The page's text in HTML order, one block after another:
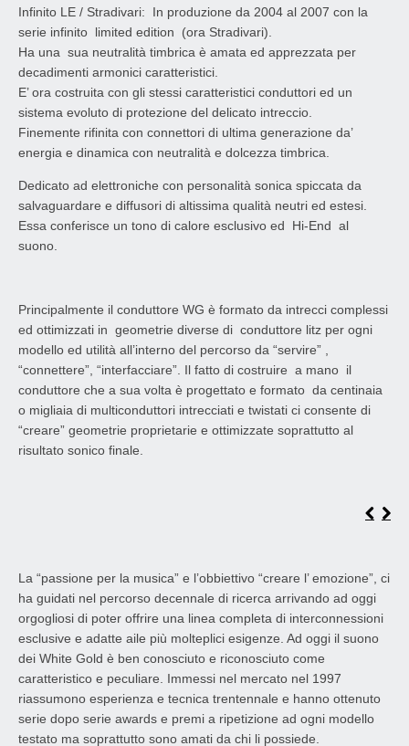
Infinito LE / Stradivari: In produzione da 2004 al 2007 con la
serie infinito limited edition (ora Stradivari).
Ha una sua neutralità timbrica è amata ed apprezzata per
decadimenti armonici caratteristici.
E’ ora costruita con gli stessi caratteristici conduttori ed un
sistema evoluto di protezione del delicato intreccio.
Finemente rifinita con connettori di ultima generazione da’
energia e dinamica con neutralità e dolcezza timbrica.
Dedicato ad elettroniche con personalità sonica spiccata da
salvaguardare e diffusori di altissima qualità neutri ed estesi.
Essa conferisce un tono di calore esclusivo ed Hi-End al
suono.
Principalmente il conduttore WG è formato da intrecci complessi
ed ottimizzati in geometrie diverse di conduttore litz per ogni
modello ed utilità all’interno del percorso da “servire” ,
“connettere”, “interfacciare”. Il fatto di costruire a mano il
conduttore che a sua volta è progettato e formato da centinaia
o migliaia di multiconduttori intrecciati e twistati ci consente di
“creare” geometrie proprietarie e ottimizzate soprattutto al
risultato sonico finale.
La “passione per la musica” e l’obbiettivo “creare l’ emozione”, ci
ha guidati nel percorso decennale di ricerca arrivando ad oggi
orgogliosi di poter offrire una linea completa di interconnessioni
esclusive e adatte aile più molteplici esigenze. Ad oggi il suono
dei White Gold è ben conosciuto e riconosciuto come
caratteristico e peculiare. Immessi nel mercato nel 1997
riassumono esperienza e tecnica trentennale e hanno ottenuto
serie dopo serie awards e premi a ripetizione ad ogni modello
testato ma soprattutto sono amati da chi li possiede.